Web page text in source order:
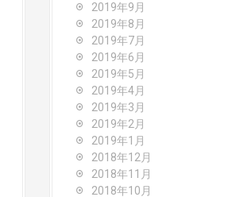
2019年9月
2019年8月
2019年7月
2019年6月
2019年5月
2019年4月
2019年3月
2019年2月
2019年1月
2018年12月
2018年11月
2018年10月